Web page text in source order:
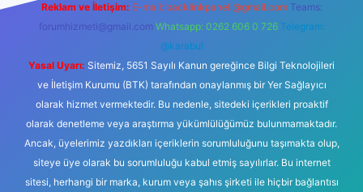
Reklam ve İletişim: E-mail: backlinkpaneli@gmail.com Teams:
forumhizmeti@gmail.com Whatsapp: 0262 606 0 726 Telegram:
@karabul
Yasal Uyarı: Sitemiz, 5651 Sayılı Kanun gereğince Bilgi Teknolojileri
ve İletişim Kurumu (BTK) tarafından onaylanmış bir Yer Sağlayıcı
olarak hizmet vermektedir. Bu nedenle, sitedeki içerikleri proaktif
olarak denetleme veya araştırma yükümlülüğümüz bulunmamaktadır.
Ancak, üyelerimiz yazdıkları içeriklerin sorumluluğunu taşımakta olup,
siteye üye olarak bu sorumluluğu kabul etmiş sayılırlar. Bu internet
sitesi, herhangi bir marka, kurum veya şahıs şirketi ile hiçbir bağlantısı